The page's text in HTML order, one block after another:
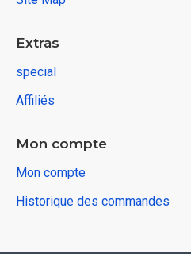
Extras
special
Affiliés
Mon compte
Mon compte
Historique des commandes